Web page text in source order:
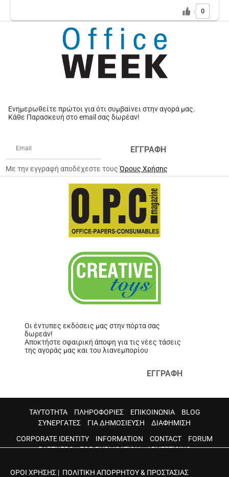
0
Ενημερωθείτε πρώτοι για ότι συμβαίνει στην αγορά μας.
Κάθε Παρασκευή στο email σας δωρέαν!
ΕΓΓΡΑΦΗ
Με την εγγραφή αποδέχεστε τουςΌρους Χρήσης
Οι έντυπες εκδόσεις μας στην πόρτα σας
δωρεάν!
Αποκτήστε σφαιρική άποψη για τις νέες τάσεις
της αγοράς μας και του λιανεμπορίου
ΕΓΓΡΑΦΗ
ΤΑΥΤΟΤΗΤΑ ΠΛΗΡΟΦΟΡΙΕΣ ΕΠΙΚΟΙΝΩΝΙΑ
BLOG
ΣΥΝΕΡΓΑΤΕΣ
ΓΙΑ ΔΗΜΟΣΙΕΥΣΗ
ΔΙΑΦΗΜΙΣΗ
CORPORATE IDENTITY
INFORMATION CONTACT
FORUM
PARTNERS
FOR PUBLICATION ADVERTISING
ΟΡΟΙ ΧΡΗΣΗΣ | ΠΟΛΙΤΙΚΗ ΑΠΟΡΡΗΤΟΥ & ΠΡΟΣΤΑΣΙΑΣ